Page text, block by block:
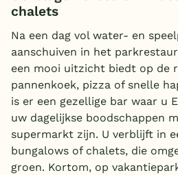
chalets
Na een dag vol water- en
aanschuiven in het
een mooi uitzicht biedt op de
pannenkoek, pizza of snelle
is er een gezellige bar waar u
uw dagelijkse boodschappen
supermarkt zijn. U verblijft in
bungalows of chalets, die
groen. Kortom, op